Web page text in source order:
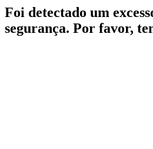
Foi detectado um
segurança. Por favor,